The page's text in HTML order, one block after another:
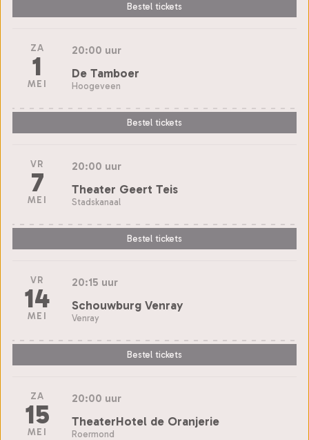
Bestel tickets
ZA
1
MEI
20:00 uur
De Tamboer
Hoogeveen
Bestel tickets
VR
7
MEI
20:00 uur
Theater Geert Teis
Stadskanaal
Bestel tickets
VR
14
MEI
20:15 uur
Schouwburg Venray
Venray
Bestel tickets
ZA
15
MEI
20:00 uur
TheaterHotel de Oranjerie
Roermond